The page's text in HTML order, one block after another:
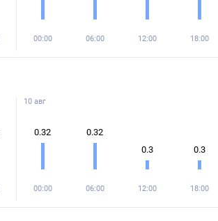
00:00 06:00 12:00 18:00
10 авг
0.32
00:00
0.32
06:00
0.3
12:00
0.3
18:00